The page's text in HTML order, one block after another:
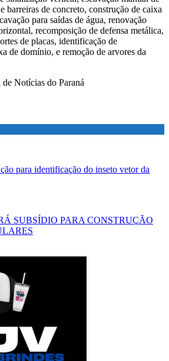
barreiras de concreto, construção de caixa
para saídas de água, renovação
recomposição de defensa metálica,
de placas, identificação de
de domínio, e remoção de arvores da
Notícias do Paraná
para identificação do inseto vetor da
SUBSÍDIO PARA CONSTRUÇÃO